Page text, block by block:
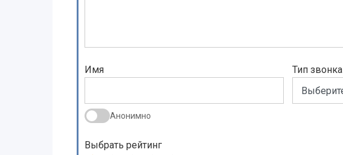
Имя
Анонимно
Тип звонка
Выбрать рейтинг